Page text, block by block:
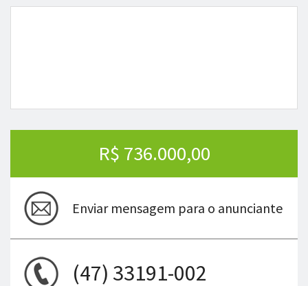
R$ 736.000,00
Enviar mensagem para o anunciante
(47) 33191-002